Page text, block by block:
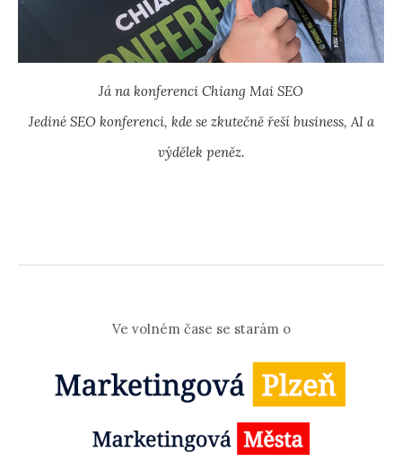
Já na konferenci Chiang Mai SEO
Jediné SEO konferenci, kde se zkutečně řeší business, AI a
výdělek peněz.
Ve volném čase se starám o